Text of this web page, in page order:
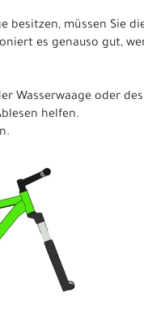
besitzen, müssen Sie
es genauso gut,
Wasserwaage oder
helfen.